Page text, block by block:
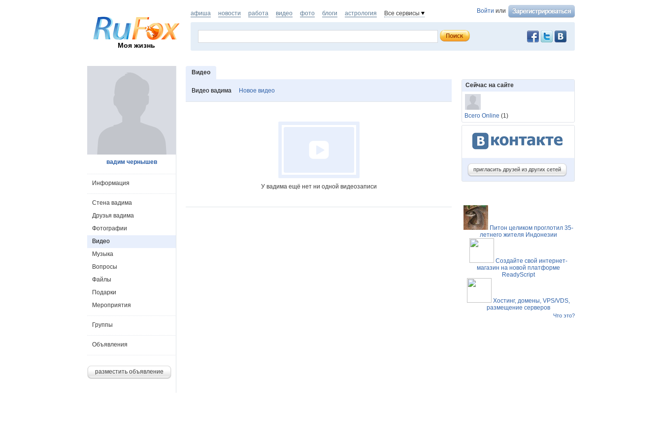
Моя жизнь
Войти или
афиша новости работа видео фото блоги астрология Все сервисы
Видео
Видео вадима Новое видео
У вадима ещё нет ни одной видеозаписи
вадим чернышев
Информация
Стена вадима
Друзья вадима
Фотографии
Видео
Музыка
Вопросы
Файлы
Подарки
Мероприятия
Группы
Объявления
разместить объявление
Сейчас на сайте
Всего Online (1)
пригласить друзей из других сетей
Питон целиком проглотил 35-
летнего жителя Индонезии
Создайте свой интернет-
магазин на новой платформе
ReadyScript
Хостинг, домены, VPS/VDS,
размещение серверов
Что это?